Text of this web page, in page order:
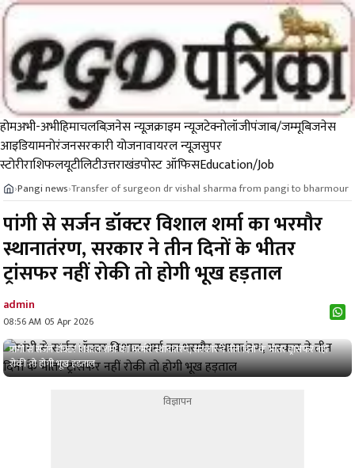
होमअभी-अभीहिमाचलबिज़नेस न्यूज़क्राइम न्यूजटेक्नोलॉजीपंजाब/जम्मूबिजनेस
आइडियामनोरंजनसरकारी योजनावायरल न्यूज़सुपर
स्टोरीराशिफलयूटीलिटीउत्तराखंडपोस्ट ऑफिसEducation/Job
›Pangi news›Transfer of surgeon dr vishal sharma from pangi to bharmour
पांगी से सर्जन डॉक्टर विशाल शर्मा का भरमौर
स्थानातंरण, सरकार ने तीन दिनों के भीतर
ट्रांसफर नहीं रोकी तो होगी भूख हड़ताल
admin
08:56 AM 05 Apr 2026
पांगी से सर्जन डॉक्टर विशाल शर्मा का भरमौर स्थानातंरण, सरकार ने तीन दिनों के भीतर ट्रांसफर नहीं
रोकी तो होगी भूख हड़ताल
विज्ञापन